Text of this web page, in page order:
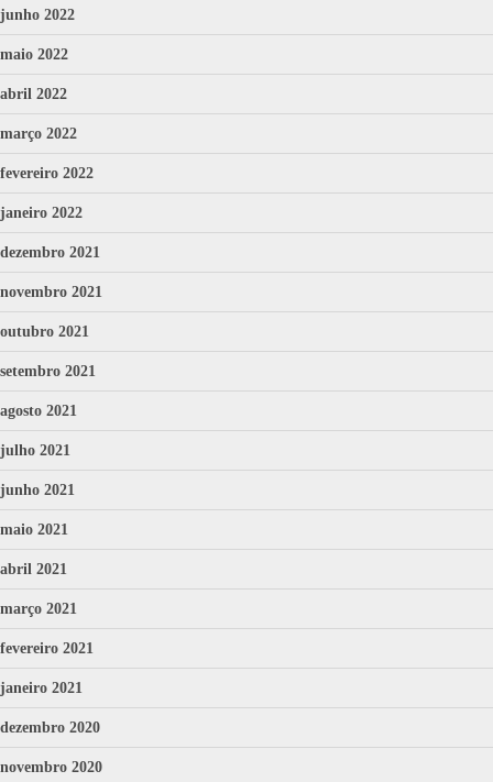
junho 2022
maio 2022
abril 2022
março 2022
fevereiro 2022
janeiro 2022
dezembro 2021
novembro 2021
outubro 2021
setembro 2021
agosto 2021
julho 2021
junho 2021
maio 2021
abril 2021
março 2021
fevereiro 2021
janeiro 2021
dezembro 2020
novembro 2020